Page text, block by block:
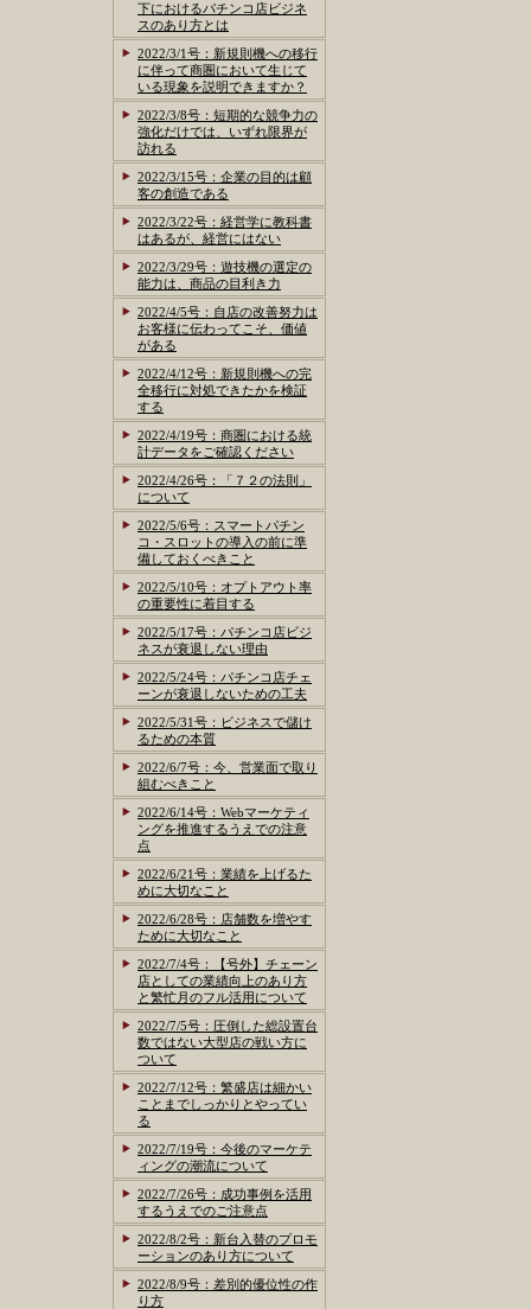
下におけるパチンコ店ビジネ
スのあり方とは
2022/3/1号：新規則機への移行
に伴って商圏において生じて
いる現象を説明できますか？
2022/3/8号：短期的な競争力の
強化だけでは、いずれ限界が
訪れる
2022/3/15号：企業の目的は顧
客の創造である
2022/3/22号：経営学に教科書
はあるが、経営にはない
2022/3/29号：遊技機の選定の
能力は、商品の目利き力
2022/4/5号：自店の改善努力は
お客様に伝わってこそ、価値
がある
2022/4/12号：新規則機への完
全移行に対処できたかを検証
する
2022/4/19号：商圏における統
計データをご確認ください
2022/4/26号：「７２の法則」
について
2022/5/6号：スマートパチン
コ・スロットの導入の前に準
備しておくべきこと
2022/5/10号：オプトアウト率
の重要性に着目する
2022/5/17号：パチンコ店ビジ
ネスが衰退しない理由
2022/5/24号：パチンコ店チェ
ーンが衰退しないための工夫
2022/5/31号：ビジネスで儲け
るための本質
2022/6/7号：今、営業面で取り
組むべきこと
2022/6/14号：Webマーケティ
ングを推進するうえでの注意
点
2022/6/21号：業績を上げるた
めに大切なこと
2022/6/28号：店舗数を増やす
ために大切なこと
2022/7/4号：【号外】チェーン
店としての業績向上のあり方
と繁忙月のフル活用について
2022/7/5号：圧倒した総設置台
数ではない大型店の戦い方に
ついて
2022/7/12号：繁盛店は細かい
ことまでしっかりとやってい
る
2022/7/19号：今後のマーケテ
ィングの潮流について
2022/7/26号：成功事例を活用
するうえでのご注意点
2022/8/2号：新台入替のプロモ
ーションのあり方について
2022/8/9号：差別的優位性の作
り方